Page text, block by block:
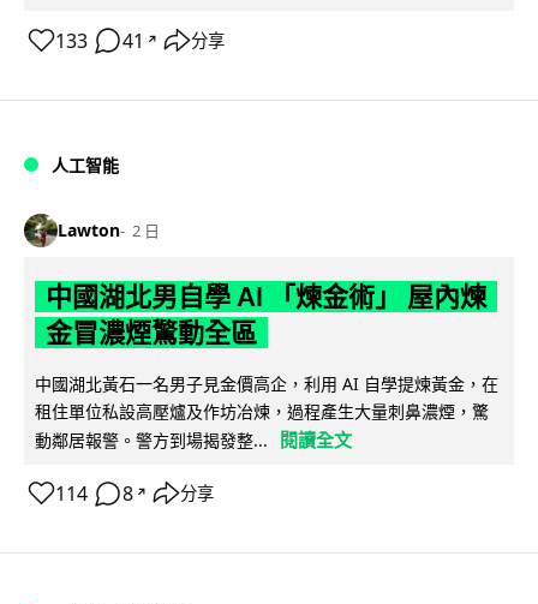
133 41 ↗ 分享
人工智能
Lawton 2 日
中國湖北男自學 AI 「煉金術」 屋內煉
金冒濃煙驚動全區
中國湖北黃石一名男子見金價高企，利用 AI 自學提煉黃金，在
租住單位私設高壓爐及作坊冶煉，過程產生大量刺鼻濃煙，驚
動鄰居報警。警方到場揭發整...
閱讀全文
114 8 ↗ 分享